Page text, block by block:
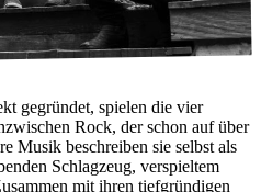
gegründet, spielen die vier
Rock, der schon auf über
Musik beschreiben sie selbst als
Schlagzeug, verspieltem
mit ihren tiefgründigen